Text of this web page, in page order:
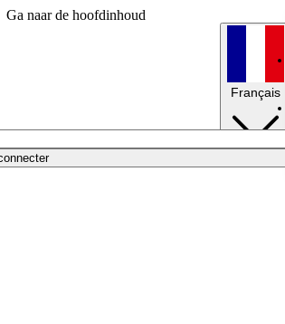
Ga naar de hoofdinhoud
Français